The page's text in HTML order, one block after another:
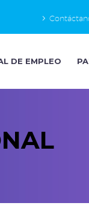
DE EMPLEO